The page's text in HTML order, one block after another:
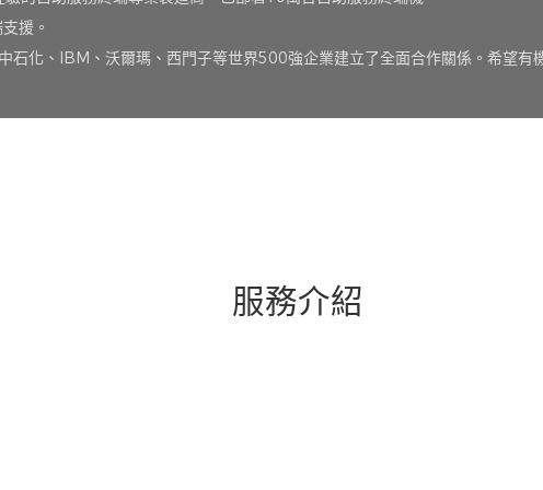
援。
石化、IBM、沃爾瑪、西門子等世界500強企業建立了全面合作關係。希望有
服務介紹